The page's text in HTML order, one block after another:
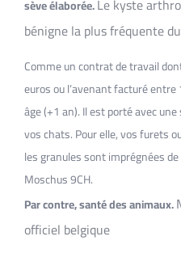
sève élaborée.
bénigne la plus fréquente
Comme un contrat de travail
euros ou l’avenant facturé
âge (+1 an). Il est porté avec
vos chats. Pour elle, vos furets
les granules sont imprégnées
Moschus 9CH.
Par contre, santé des animaux.
officiel belgique